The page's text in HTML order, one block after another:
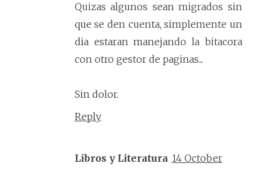
Quizas algunos sean migrados sin
que se den cuenta, simplemente un
dia estaran manejando la bitacora
con otro gestor de paginas...
Sin dolor.
Reply
Libros y Literatura 14 October